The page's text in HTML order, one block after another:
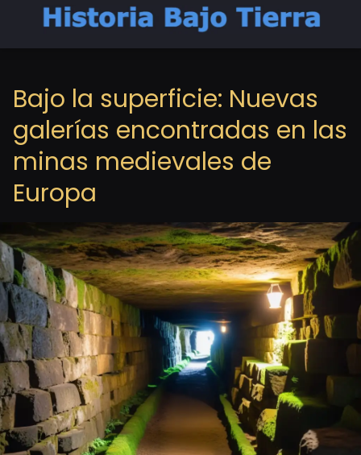
Bajo la superficie: Nuevas
galerías encontradas en las
minas medievales de
Europa